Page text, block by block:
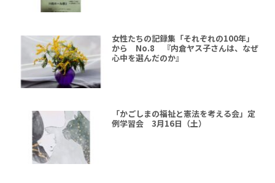
女性たちの記録集「それぞれの100年」
から No.8 『内倉ヤス子さんは、なぜ
心中を選んだのか』
「かごしまの福祉と憲法を考える会」定
例学習会 3月16日（土）